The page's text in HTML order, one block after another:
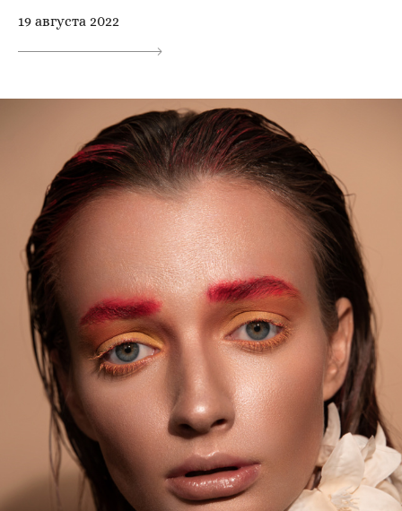
19 августа 2022